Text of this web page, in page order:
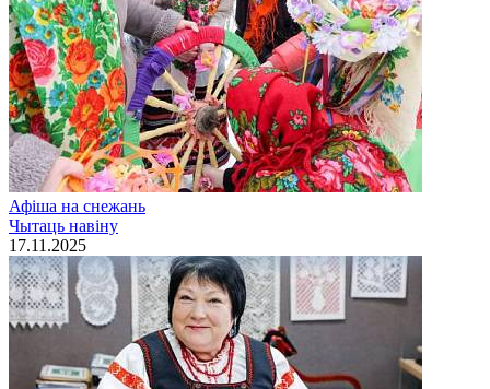
Афiша на снежань
Чытаць навiну
17.11.2025